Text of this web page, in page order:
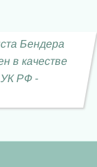
Бендера
в качестве
УК РФ -